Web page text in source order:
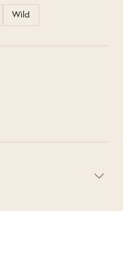
Wild